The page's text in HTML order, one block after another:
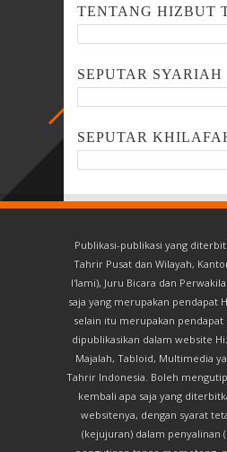
TENTANG HIZBUT
SEPUTAR SYARIAH
SEPUTAR
Publikasi-publikasi yang
Tahrir Pusat dan Wilayah,
I'lami), Juru Bicara dan
saja yang merupakan pendapat
selain itu merupakan pendapat
dipublikasikan dalam website
Majalah, Tabloid, Multimedia
Tahrir Indonesia. Boleh
kembali apa saja yang
websitenya, dengan syarat
(kejujuran) dalam penyalinan